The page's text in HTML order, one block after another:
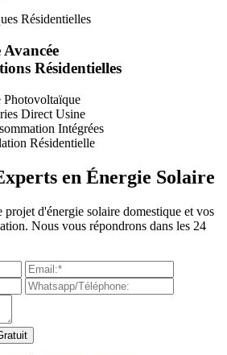
Résidentielles
Photovoltaïque
Direct Usine
Intégrées
Résidentielle
en Énergie Solaire
projet d'énergie solaire domestique et vos
Nous vous répondrons dans les 24